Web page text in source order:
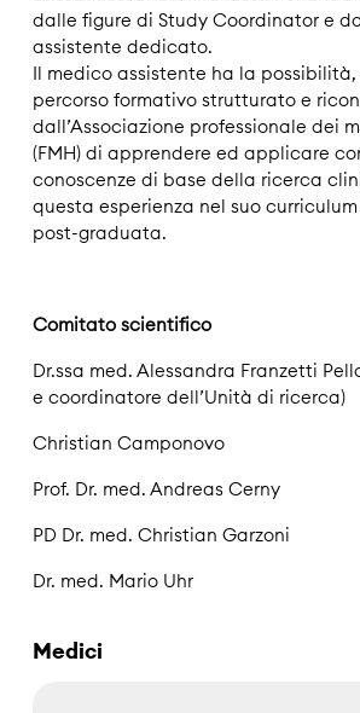
dalle figure di Study Coordinator e
assistente dedicato.
Il medico assistente ha la
percorso formativo strutturato e
dall’Associazione professionale dei
(FMH) di apprendere ed applicare
conoscenze di base della ricerca
questa esperienza nel suo
post-graduata.
Comitato scientifico
Dr.ssa med. Alessandra Franzetti
e coordinatore dell’Unità di ricerca)
Christian Camponovo
Prof. Dr. med. Andreas Cerny
PD Dr. med. Christian Garzoni
Dr. med. Mario Uhr
Medici